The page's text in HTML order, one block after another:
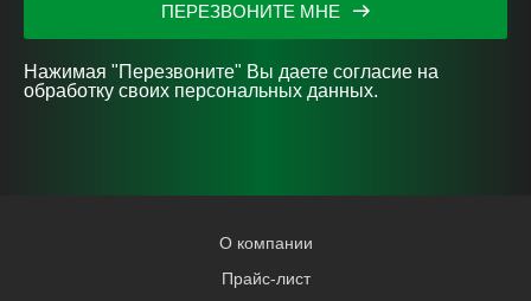
ПЕРЕЗВОНИТЕ МНЕ
Нажимая "Перезвоните" Вы даете согласие на
обработку своих персональных данных.
О компании
Прайс-лист